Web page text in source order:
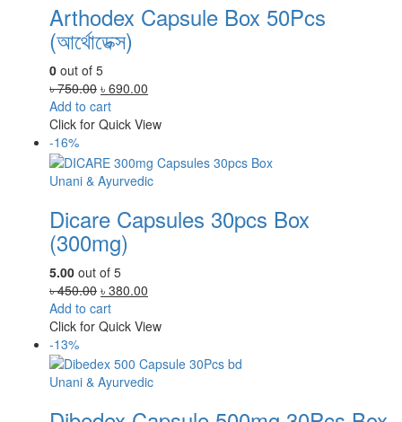
Arthodex Capsule Box 50Pcs
(আর্থোডেক্স)
0 out of 5
৳750.00 Original
price
was:
৳ 690.00
is:
Add to cart
Click for Quick View
-16%
Unani & Ayurvedic
Dicare Capsules 30pcs Box
(300mg)
5.00 out of 5
৳450.00 Original
price
was:
৳ 380.00
is:
Add to cart
Click for Quick View
-13%
Unani & Ayurvedic